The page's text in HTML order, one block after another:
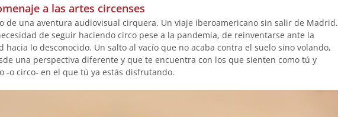
a las artes circenses
de una aventura audiovisual cirquera. Un viaje iberoamericano sin salir de Madrid.
de seguir haciendo circo pese a la pandemia, de reinventarse ante la
hacia lo desconocido. Un salto al vacío que no acaba contra el suelo sino volando,
una perspectiva diferente y que te encuentra con los que sienten como tú y
-o circo- en el que tú ya estás disfrutando.